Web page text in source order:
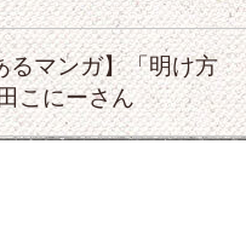
マンガ】「明け方
こにーさん